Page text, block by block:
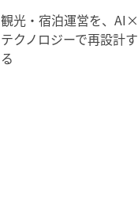
観光・宿泊運営を、AI×
テクノロジーで再設計す
る